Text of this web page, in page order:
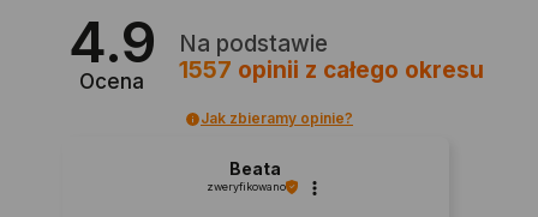
4.9
Ocena
Na podstawie
1557 opinii z całego okresu
Jak zbieramy opinie?
Beata
zweryfikowano